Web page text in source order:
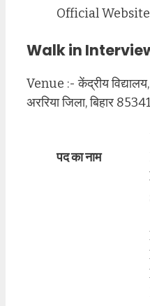
Official Website
Walk in
Venue :- केंद्रीय
अररिया जिला, बिहार
पद का नाम